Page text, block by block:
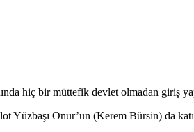
hiç bir müttefik devlet olmadan giriş
Onur’un (Kerem Bürsin) da